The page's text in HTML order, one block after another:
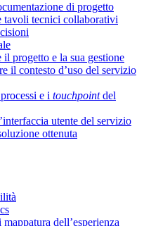
di progetto
tavoli tecnici collaborativi
progetto e la sua gestione
il contesto d’uso del servizio
e i touchpointdel
utente del servizio
ottenuta
dell’esperienza